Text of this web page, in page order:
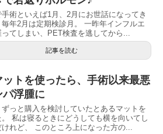
術といえば1月、2月にお世話になってき
毎年2月は定期検診月。 一昨年インフルエ
ってしまい、PET検査を逃してから...
記事を読む
ットを使ったら、手術以来最悪
パ浮腫に
っと購入を検討していたとあるマットを
。 私は寝るときにどうしても横を向いてし
けれど、 このところ上になった方の...